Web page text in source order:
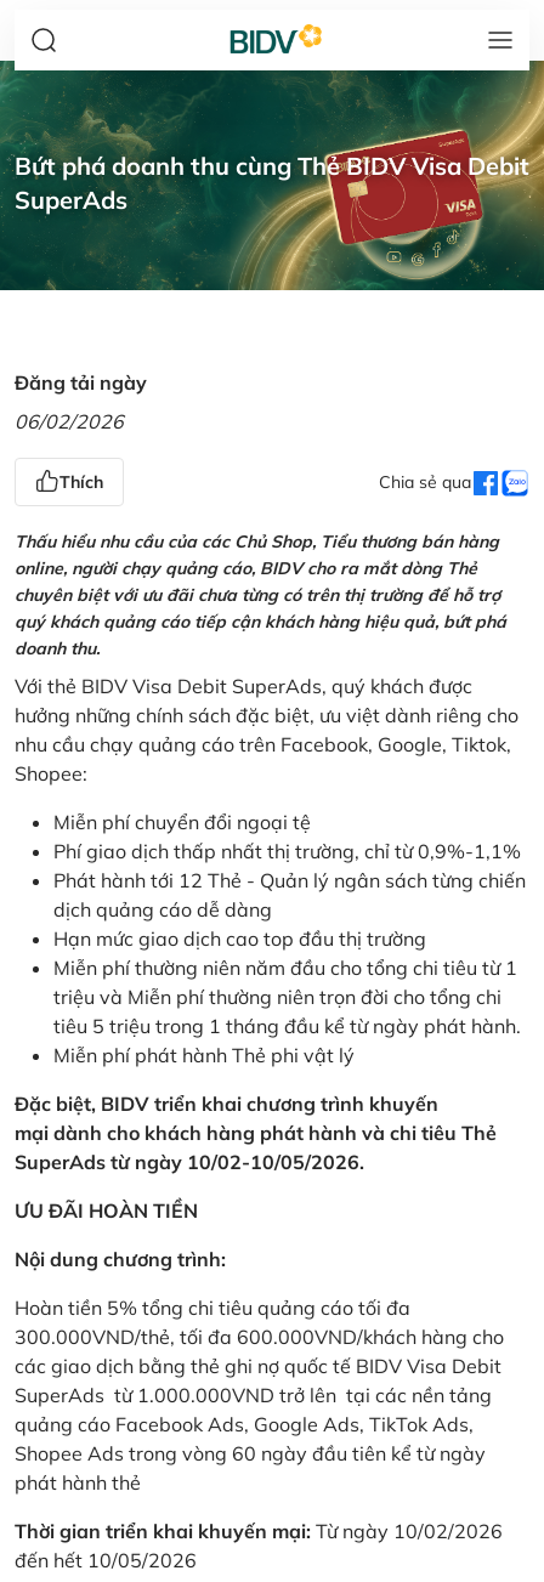
Bứt phá doanh thu cùng Thẻ BIDV Visa Debit
SuperAds
Đăng tải ngày
06/02/2026
Thích Chia sẻ qua
Thấu hiểu nhu cầu của các Chủ Shop, Tiểu thương bán hàng
online, người chạy quảng cáo, BIDV cho ra mắt dòng Thẻ
chuyên biệt với ưu đãi chưa từng có trên thị trường để hỗ trợ
quý khách quảng cáo tiếp cận khách hàng hiệu quả, bứt phá
doanh thu.
Với thẻ BIDV Visa Debit SuperAds, quý khách được
hưởng những chính sách đặc biệt, ưu việt dành riêng cho
nhu cầu chạy quảng cáo trên Facebook, Google, Tiktok,
Shopee:
Miễn phí chuyển đổi ngoại tệ
Phí giao dịch thấp nhất thị trường, chỉ từ 0,9%-1,1%
Phát hành tới 12 Thẻ - Quản lý ngân sách từng chiến
dịch quảng cáo dễ dàng
Hạn mức giao dịch cao top đầu thị trường
Miễn phí thường niên năm đầu cho tổng chi tiêu từ 1
triệu và Miễn phí thường niên trọn đời cho tổng chi
tiêu 5 triệu trong 1 tháng đầu kể từ ngày phát hành.
Miễn phí phát hành Thẻ phi vật lý
Đặc biệt, BIDV triển khai chương trình khuyến
mại dành cho khách hàng phát hành và chi tiêu Thẻ
SuperAds từ ngày 10/02-10/05/2026.
ƯU ĐÃI HOÀN TIỀN
Nội dung chương trình:
Hoàn tiền 5% tổng chi tiêu quảng cáo tối đa
300.000VND/thẻ, tối đa 600.000VND/khách hàng cho
các giao dịch bằng thẻ ghi nợ quốc tế BIDV Visa Debit
SuperAds từ 1.000.000VND trở lên tại các nền tảng
quảng cáo Facebook Ads, Google Ads, TikTok Ads,
Shopee Ads trong vòng 60 ngày đầu tiên kể từ ngày
phát hành thẻ
Thời gian triển khai khuyến mại: Từ ngày 10/02/2026
đến hết 10/05/2026